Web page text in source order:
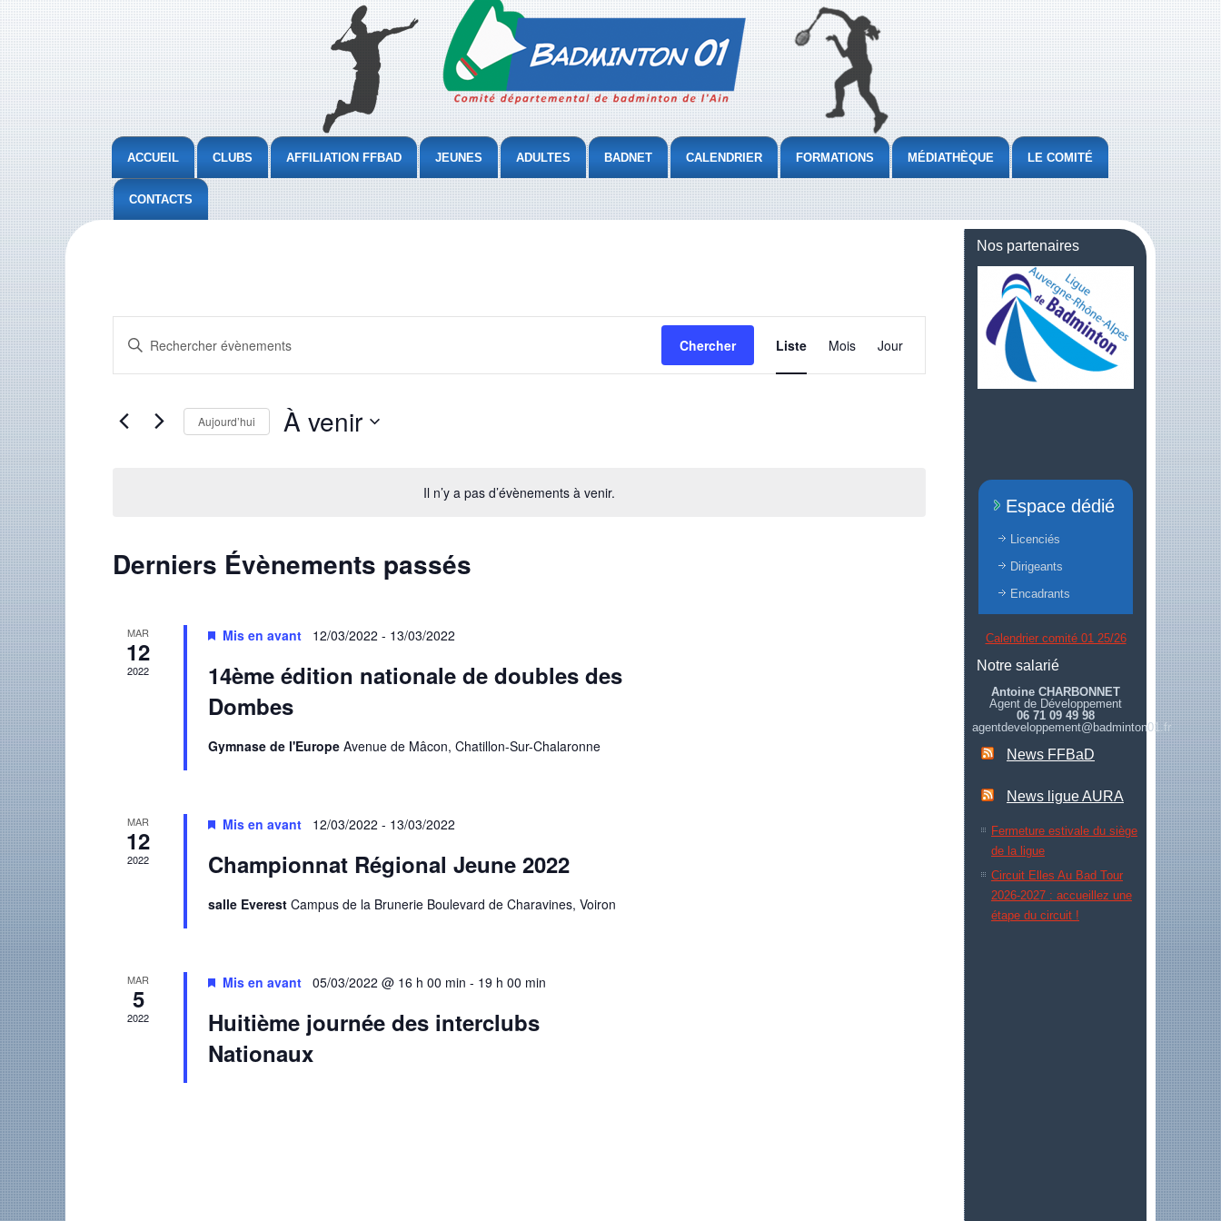
ACCUEIL CLUBS AFFILIATION FFBAD JEUNES ADULTES BADNET CALENDRIER FORMATIONS MÉDIATHÈQUE LE COMITÉ
CONTACTS
Il n’y a pas d’évènements à venir.
vues
Évènements
mot-
Rechercher
mot-
clé.
Chercher
de
vues
Évènement
Liste Mois Jour
Aujourd’hui À venir
Derniers Évènements passés
MAR
12
2022
Mis en avant 12/03/2022 - 13/03/2022
14ème édition nationale de doubles des
Dombes
Gymnase de l'Europe Avenue de Mâcon, Chatillon-Sur-Chalaronne
MAR
12
2022
Mis en avant 12/03/2022 - 13/03/2022
Championnat Régional Jeune 2022
salle Everest Campus de la Brunerie Boulevard de Charavines, Voiron
MAR
5
2022
Mis en avant 05/03/2022 @ 16 h 00 min - 19 h 00 min
Huitième journée des interclubs
Nationaux
Nos partenaires
Espace dédié
Licenciés
Dirigeants
Encadrants
Calendrier comité 01 25/26
Notre salarié
Antoine CHARBONNET
Agent de Développement
06 71 09 49 98
agentdeveloppement@badminton01.fr
News FFBaD
News ligue AURA
Fermeture estivale du siège
de la ligue
Circuit Elles Au Bad Tour
2026-2027 : accueillez une
étape du circuit !